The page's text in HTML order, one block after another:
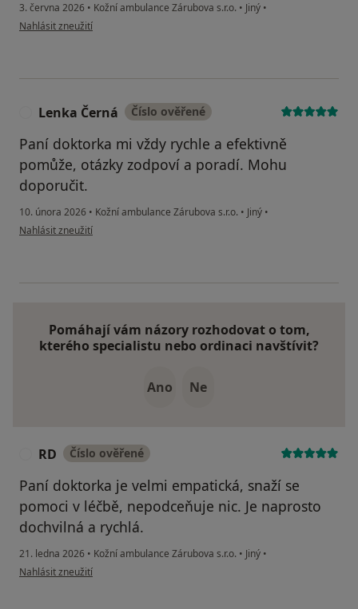
3. června 2026 • Kožní ambulance Zárubova s.r.o. • Jiný •
podle názoru uživatele František
Nahlásit zneužití
Lenka Černá Číslo ověřené
Paní doktorka mi vždy rychle a efektivně
pomůže, otázky zodpoví a poradí. Mohu
doporučit.
10. února 2026 • Kožní ambulance Zárubova s.r.o. • Jiný •
podle názoru uživatele Lenka Černá
Nahlásit zneužití
Pomáhají vám názory rozhodovat o tom,
kterého specialistu nebo ordinaci navštívit?
Ano Ne
RD Číslo ověřené
Paní doktorka je velmi empatická, snaží se
pomoci v léčbě, nepodceňuje nic. Je naprosto
dochvilná a rychlá.
21. ledna 2026 • Kožní ambulance Zárubova s.r.o. • Jiný •
podle názoru uživatele RD
Nahlásit zneužití